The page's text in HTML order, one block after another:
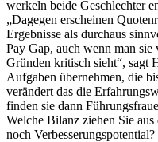
werkeln beide Geschlechter
„Dagegen erscheinen
Ergebnisse als durchaus
Pay Gap, auch wenn man
Gründen kritisch sieht“, sagt
Aufgaben übernehmen, die
verändert das die
finden sie dann
Welche Bilanz ziehen Sie
noch Verbesserungspotential?